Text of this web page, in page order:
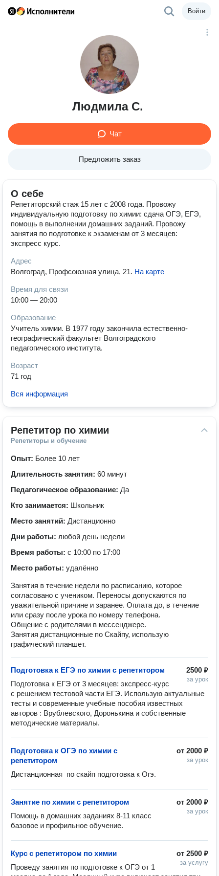
Войти
Людмила С.
Чат
Предложить заказ
О себе
Репетиторский стаж 15 лет с 2008 года. Провожу
индивидуальную подготовку по химии: сдача ОГЭ, ЕГЭ,
помощь в выполнении домашних заданий. Провожу
занятия по подготовке к экзаменам от 3 месяцев:
экспресс курс.
Адрес
Волгоград, Профсоюзная улица, 21. На карте
Время для связи
10:00 — 20:00
Образование
Учитель химии. В 1977 году закончила естественно-
географический факультет Волгоградского
педагогического института.
Возраст
71 год
Вся информация
Репетитор по химии
Репетиторы и обучение
Опыт: Более 10 лет
Длительность занятия: 60 минут
Педагогическое образование: Да
Кто занимается: Школьник
Место занятий: Дистанционно
Дни работы: любой день недели
Время работы: с 10:00 по 17:00
Место работы: удалённо
Занятия в течение недели по расписанию, которое
согласовано с учеником. Переносы допускаются по
уважительной причине и заранее. Оплата до, в течение
или сразу после урока по номеру телефона.
Общение с родителями в мессенджере.
Занятия дистанционные по Скайпу, использую
графический планшет.
2500 ₽
за урок
Подготовка к ЕГЭ по химии с репетитором
Подготовка к ЕГЭ от 3 месяцев: экспресс-курс
с решением тестовой части ЕГЭ. Использую актуальные
тесты и современные учебные пособия известных
авторов : Врублевского, Доронькина и собственные
методические материалы.
от 2000 ₽
за урок
Подготовка к ОГЭ по химии с
репетитором
Дистанционная  по скайп подготовка к Огэ.
от 2000 ₽
за урок
Занятие по химии с репетитором
Помощь в домашних заданиях 8-11 класс
базовое и профильное обучение.
от 2500 ₽
за услугу
Курс с репетитором по химии
Проведу занятия по подготовке к ОГЭ от 1